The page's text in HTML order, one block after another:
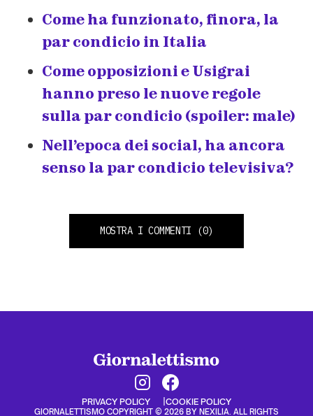
Come ha funzionato, finora, la
par condicio in Italia
Come opposizioni e Usigrai
hanno preso le nuove regole
sulla par condicio (spoiler: male)
Nell’epoca dei social, ha ancora
senso la par condicio televisiva?
MOSTRA I COMMENTI (0)
PRIVACY POLICY COOKIE POLICY
GIORNALETTISMO COPYRIGHT © 2026 BY NEXILIA. ALL RIGHTS